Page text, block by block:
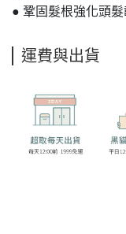
● 鞏固髮根強化頭
運費與出貨